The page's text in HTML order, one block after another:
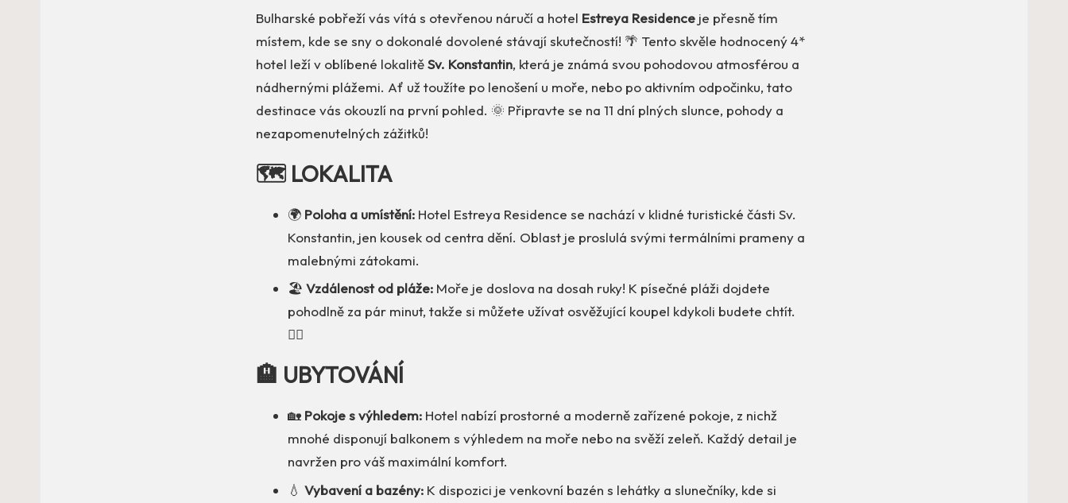
Bulharské pobřeží vás vítá s otevřenou náručí a hotel Estreya Residence je přesně tím
místem, kde se sny o dokonalé dovolené stávají skutečností! 🌴 Tento skvěle hodnocený 4*
hotel leží v oblíbené lokalitěSv. Konstantin, která je známá svou pohodovou atmosférou a
nádhernými plážemi. Ať už toužíte po lenošení u moře, nebo po aktivním odpočinku, tato
destinace vás okouzlí na první pohled. 🌞 Připravte se na 11 dní plných slunce, pohody a
nezapomenutelných zážitků!
🗺️ LOKALITA
🌍 Poloha a umístění: Hotel Estreya Residence se nachází v klidné turistické části Sv.
Konstantin, jen kousek od centra dění. Oblast je proslulá svými termálními prameny a
malebnými zátokami.
🏖️ Vzdálenost od pláže: Moře je doslova na dosah ruky! K písečné pláži dojdete
pohodlně za pár minut, takže si můžete užívat osvěžující koupel kdykoli budete chtít.
🏊‍♂️
🏨 UBYTOVÁNÍ
🏡 Pokoje s výhledem: Hotel nabízí prostorné a moderně zařízené pokoje, z nichž
mnohé disponují balkonem s výhledem na moře nebo na svěží zeleň. Každý detail je
navržen pro váš maximální komfort.
💧 Vybavení a bazény: K dispozici je venkovní bazén s lehátky a slunečníky, kde si